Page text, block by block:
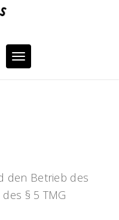
Toggle
den Betrieb des
§ 5 TMG